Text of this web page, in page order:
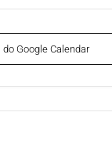
do Google Calendar